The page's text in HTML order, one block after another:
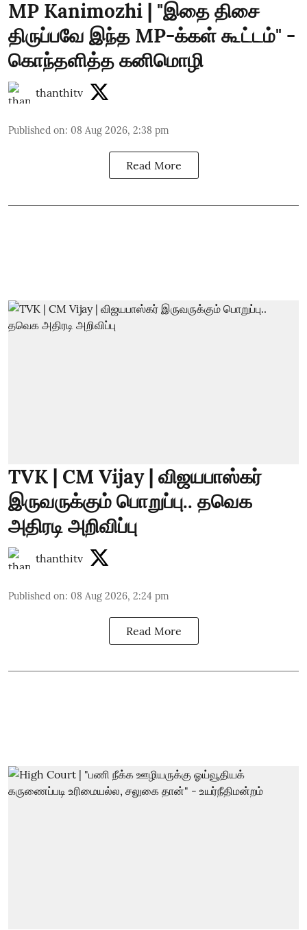
MP Kanimozhi | "இதை திசை
திருப்பவே இந்த MP-க்கள் கூட்டம்" -
கொந்தளித்த கனிமொழி
thanthitv
Published on: 08 Aug 2026, 2:38 pm
Read More
TVK | CM Vijay | விஜயபாஸ்கர்
இருவருக்கும் பொறுப்பு.. தவெக
அதிரடி அறிவிப்பு
thanthitv
Published on: 08 Aug 2026, 2:24 pm
Read More